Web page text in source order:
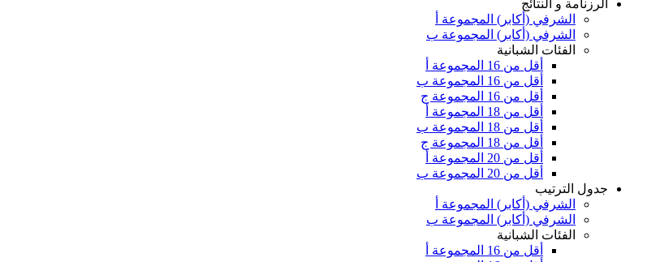
الرزنامة و النتائج
الشرفي (أكابر) المجموعة أ
الشرفي (أكابر) المجموعة ب
الفئات الشبانية
أقل من 16 المجموعة أ
أقل من 16 المجموعة ب
أقل من 16 المجموعة ج
أقل من 18 المجموعة أ
أقل من 18 المجموعة ب
أقل من 18 المجموعة ج
أقل من 20 المجموعة أ
أقل من 20 المجموعة ب
جدول الترتيب
الشرفي (أكابر) المجموعة أ
الشرفي (أكابر) المجموعة ب
الفئات الشبانية
أقل من 16 المجموعة أ